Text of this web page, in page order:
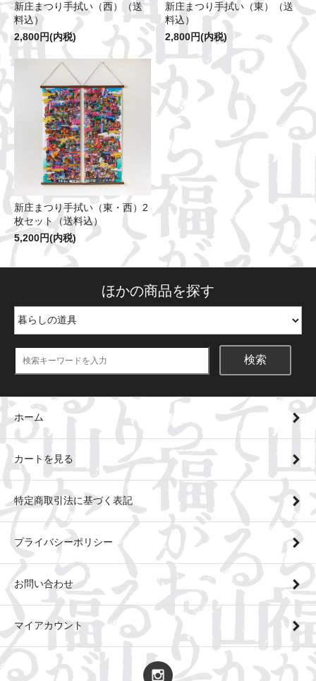
新庄まつり手拭い（西）（送
料込）
2,800円(内税)
新庄まつり手拭い（東）（送
料込）
2,800円(内税)
新庄まつり手拭い（東・西）2
枚セット（送料込）
5,200円(内税)
ほかの商品を探す
検索
ホーム
カートを見る
特定商取引法に基づく表記
プライバシーポリシー
お問い合わせ
マイアカウント